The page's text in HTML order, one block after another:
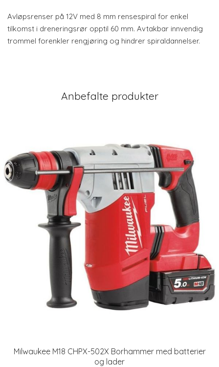
Avløpsrenser på 12V med 8 mm rensespiral for enkel
tilkomst i dreneringsrør opptil 60 mm. Avtakbar innvendig
trommel forenkler rengjøring og hindrer spiraldannelser.
Anbefalte produkter
Milwaukee M18 CHPX-502X Borhammer med batterier
og lader